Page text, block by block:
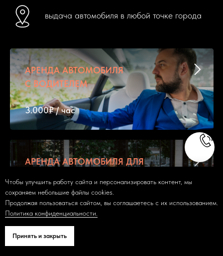
Чтобы улучшить работу сайта и персонализировать контент, мы
сохраняем небольшие файлы cookies.
Продолжая пользоваться сайтом, вы соглашаетесь с их использованием.
Политика конфиденциальности.
Принять и закрыть
выдача автомобиля в любой точке города
АРЕНДА АВТОМОБИЛЯ
С ВОДИТЕЛЕМ
3.000₽ / чаc
АРЕНДА АВТОМОБИЛЯ ДЛЯ
3.000₽ / час